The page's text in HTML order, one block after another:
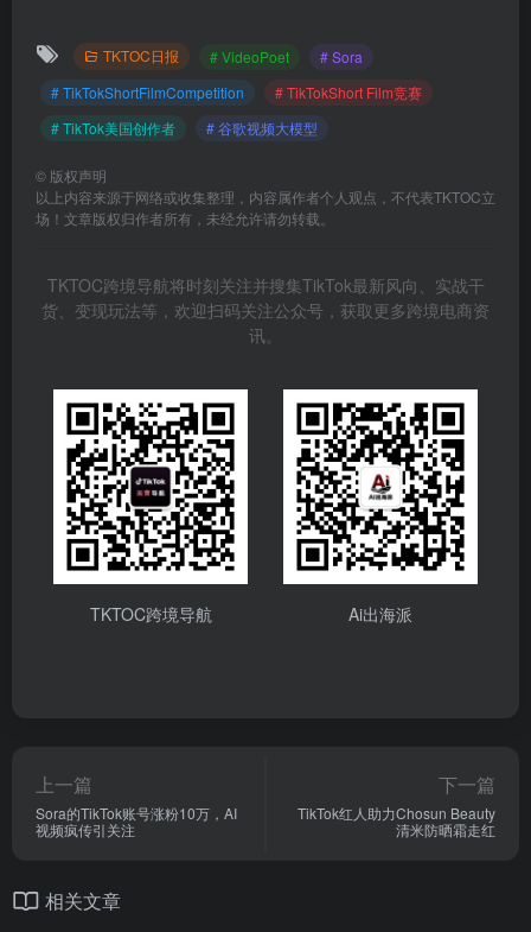
TKTOC日报 # VideoPoet
# Sora
# TikTokShortFilmCompetition
# TikTokShort Film竞赛
# TikTok美国创作者
# 谷歌视频大模型
© 版权声明
以上内容来源于网络或收集整理，内容属作者个人观点，不代表TKTOC立
场！文章版权归作者所有，未经允许请勿转载。
TKTOC跨境导航将时刻关注并搜集TikTok最新风向、实战干
货、变现玩法等，欢迎扫码关注公众号，获取更多跨境电商资
讯。
TKTOC跨境导航 Ai出海派
上一篇
Sora的TikTok账号涨粉10万，AI
视频疯传引关注
下一篇
TikTok红人助力Chosun Beauty
清米防晒霜走红
相关文章